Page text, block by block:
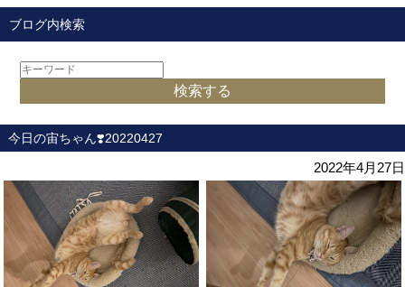
ブログ内検索
今日の宙ちゃん❣️20220427
2022年4月27日